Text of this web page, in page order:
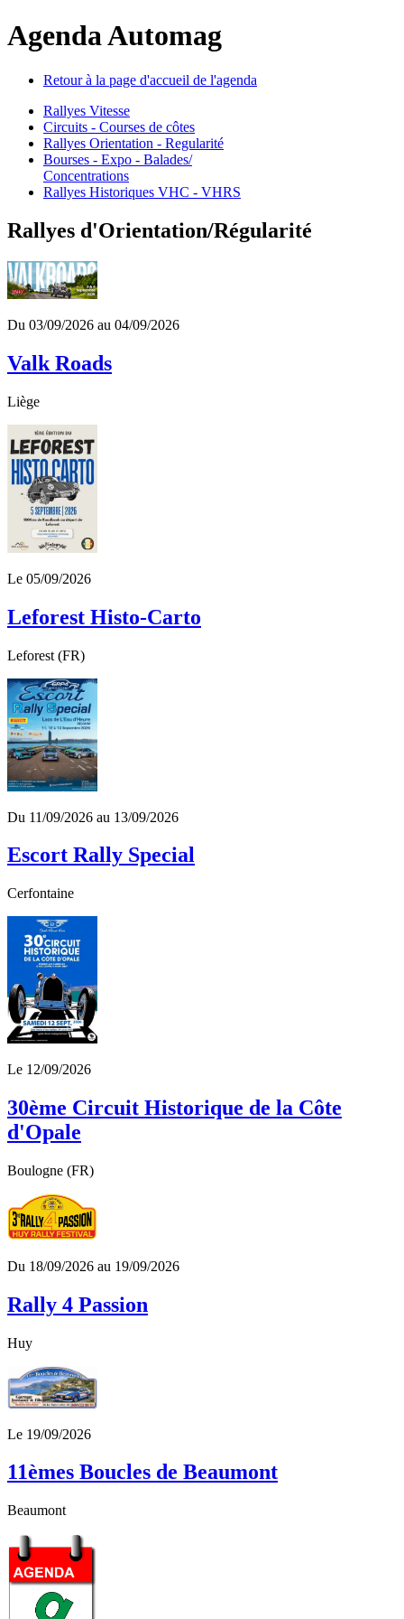
Agenda Automag
Retour à la page d'accueil de l'agenda
Rallyes Vitesse
Circuits - Courses de côtes
Rallyes Orientation - Regularité
Bourses - Expo - Balades/
Concentrations
Rallyes Historiques VHC - VHRS
Rallyes d'Orientation/Régularité
Du 03/09/2026 au 04/09/2026
Valk Roads
Liège
Le 05/09/2026
Leforest Histo-Carto
Leforest (FR)
Du 11/09/2026 au 13/09/2026
Escort Rally Special
Cerfontaine
Le 12/09/2026
30ème Circuit Historique de la Côte
d'Opale
Boulogne (FR)
Du 18/09/2026 au 19/09/2026
Rally 4 Passion
Huy
Le 19/09/2026
11èmes Boucles de Beaumont
Beaumont